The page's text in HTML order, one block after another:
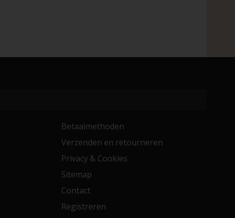
Betaalmethoden
Verzenden en retourneren
Privacy & Cookies
Sitemap
Contact
Registreren